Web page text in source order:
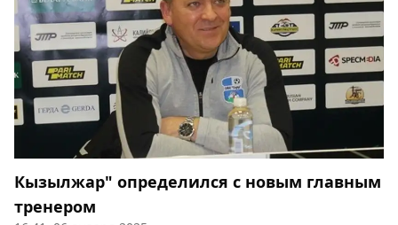
Кызылжар" определился с новым главным
тренером